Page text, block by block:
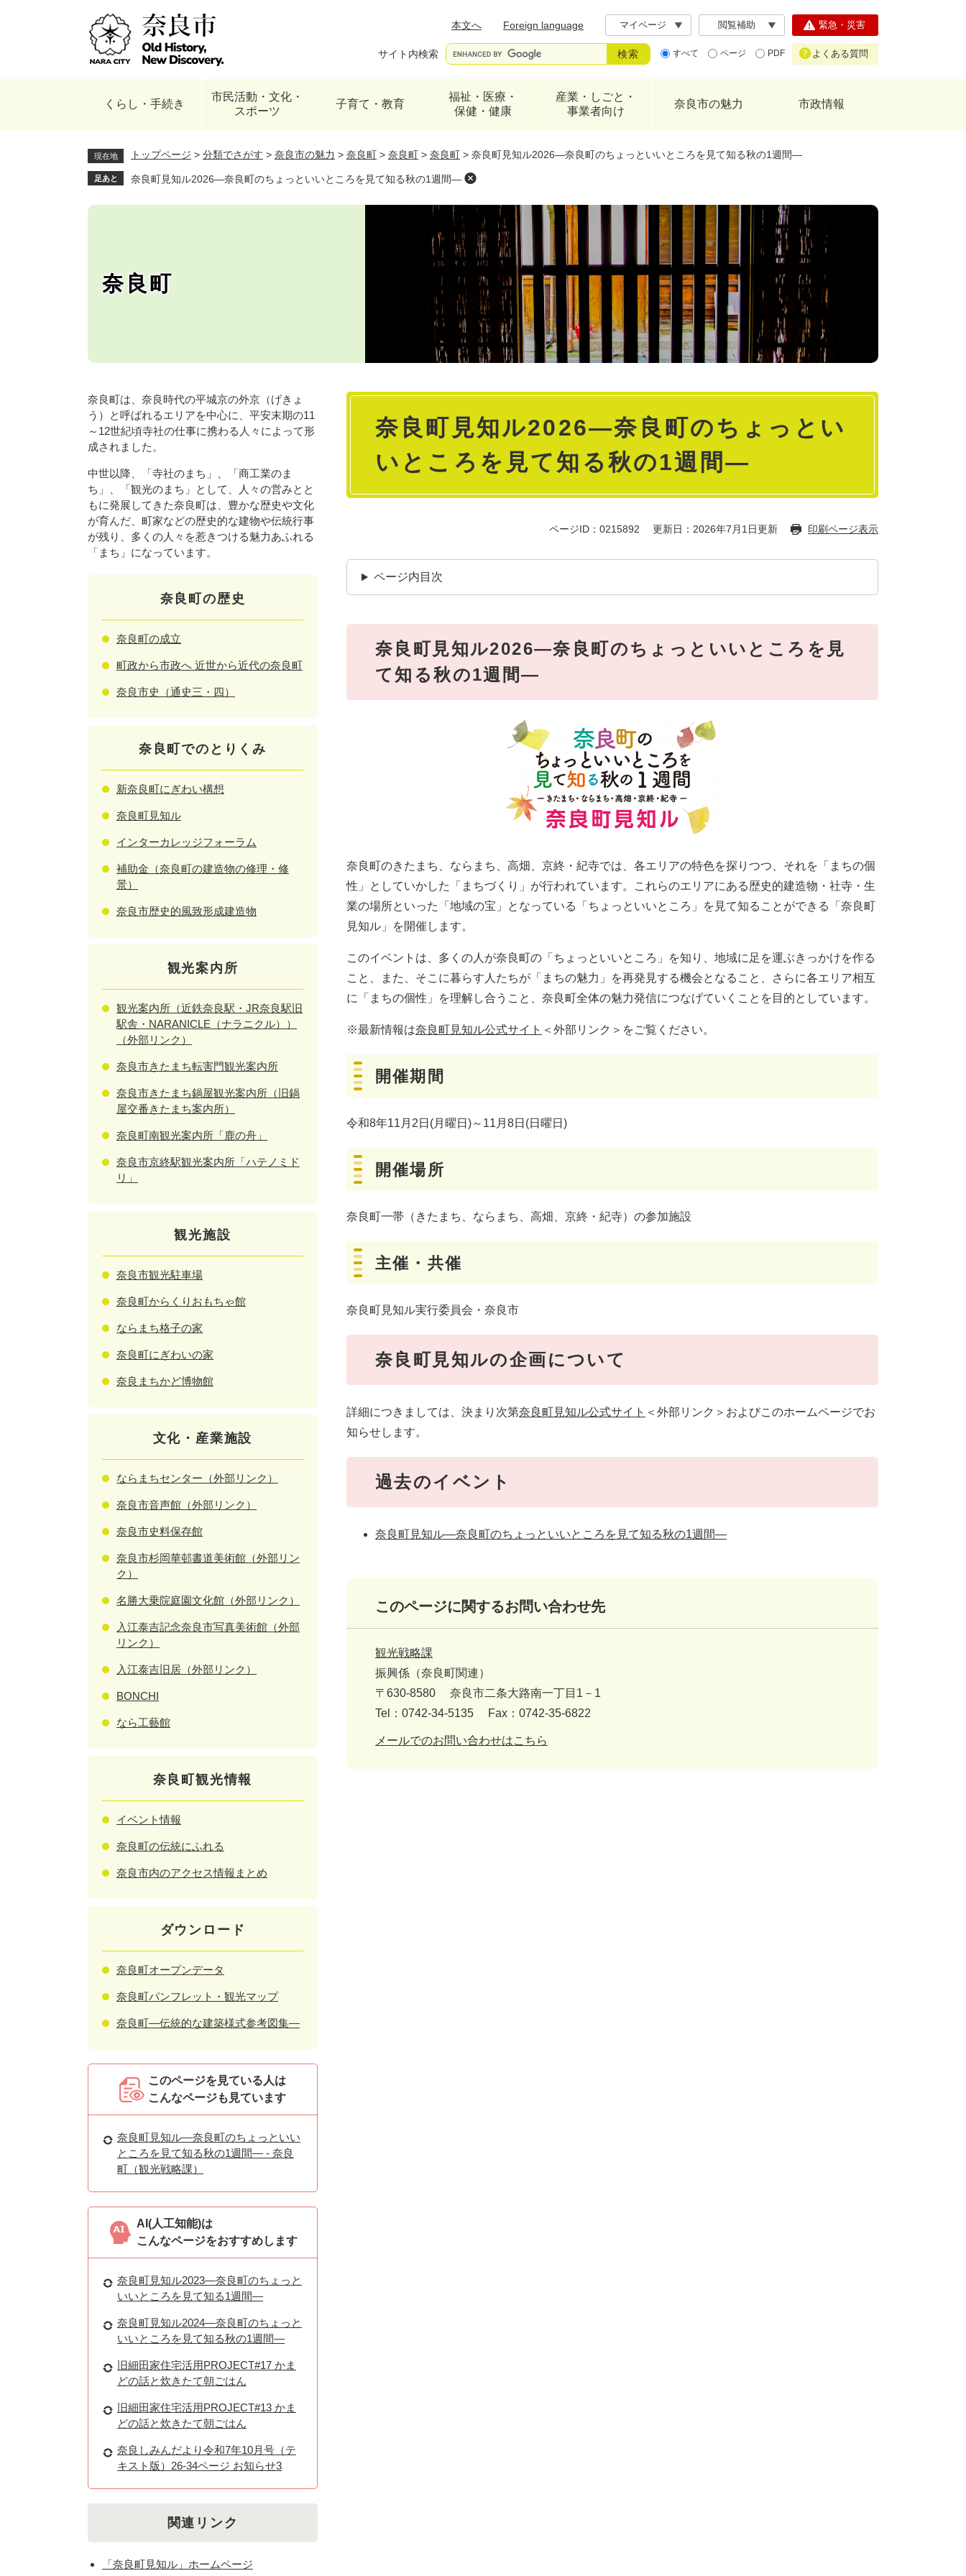
本文へ
Foreign language マイページ 閲覧補助
サイト内検索 すべて ページ PDF
緊急・災害
よくある質問
くらし・手続き
市民活動・文化・
スポーツ
子育て・教育
福祉・医療・
保健・健康
産業・しごと・
事業者向け
奈良市の魅力 市政情報
現在地 トップページ > 分類でさがす > 奈良市の魅力 > 奈良町 > 奈良町 > 奈良町 > 奈良町見知ル2026―奈良町のちょっといいところを見て知る秋の1週間―
足あと 奈良町見知ル2026―奈良町のちょっといいところを見て知る秋の1週間―
奈良町
本
奈良町見知ル2026―奈良町のちょっとい
いところを見て知る秋の1週間―
ページID：0215892 更新日：2026年7月1日更新 印刷ページ表示
ページ内目次
奈良町見知ル2026―奈良町のちょっといいところを見
て知る秋の1週間―
奈良町のきたまち、ならまち、高畑、京終・紀寺では、各エリアの特色を探りつつ、それを「まちの個
性」としていかした「まちづくり」が行われています。これらのエリアにある歴史的建造物・社寺・生
業の場所といった「地域の宝」となっている「ちょっといいところ」を見て知ることができる「奈良町
見知ル」を開催します。
このイベントは、多くの人が奈良町の「ちょっといいところ」を知り、地域に足を運ぶきっかけを作る
こと、また、そこに暮らす人たちが「まちの魅力」を再発見する機会となること、さらに各エリア相互
に「まちの個性」を理解し合うこと、奈良町全体の魅力発信につなげていくことを目的としています。
※最新情報は奈良町見知ル公式サイト ＜外部リンク＞ をご覧ください。
開催期間
令和8年11月2日(月曜日)～11月8日(日曜日)
開催場所
奈良町一帯（きたまち、ならまち、高畑、京終・紀寺）の参加施設
主催・共催
奈良町見知ル実行委員会・奈良市
奈良町見知ルの企画について
詳細につきましては、決まり次第奈良町見知ル公式サイト ＜外部リンク＞ およびこのホームページでお
知らせします。
​過去のイベント
奈良町見知ル―奈良町のちょっといいところを見て知る秋の1週間―
このページに関するお問い合わせ先
観光戦略課
振興係（奈良町関連）
〒630-8580
奈良市二条大路南一丁目1－1
Tel：0742-34-5135
Fax：0742-35-6822
メールでのお問い合わせはこちら
奈良町は、奈良時代の平城京の外京（げきょ
う）と呼ばれるエリアを中心に、平安末期の11
～12世紀頃寺社の仕事に携わる人々によって形
成されました。
中世以降、「寺社のまち」、「商工業のま
ち」、「観光のまち」として、人々の営みとと
もに発展してきた奈良町は、豊かな歴史や文化
が育んだ、町家などの歴史的な建物や伝統行事
が残り、多くの人々を惹きつける魅力あふれる
「まち」になっています。
奈良町の歴史
奈良町の成立
町政から市政へ 近世から近代の奈良町
奈良市史（通史三・四）
奈良町でのとりくみ
新奈良町にぎわい構想
奈良町見知ル
インターカレッジフォーラム
補助金（奈良町の建造物の修理・修
景）
奈良市歴史的風致形成建造物
観光案内所
観光案内所（近鉄奈良駅・JR奈良駅旧
駅舎・NARANICLE（ナラニクル））
（外部リンク）
奈良市きたまち転害門観光案内所
奈良市きたまち鍋屋観光案内所（旧鍋
屋交番きたまち案内所）
奈良町南観光案内所「鹿の舟」
奈良市京終駅観光案内所「ハテノミド
リ」
観光施設
奈良市観光駐車場
奈良町からくりおもちゃ館
ならまち格子の家
奈良町にぎわいの家
奈良まちかど博物館
文化・産業施設
ならまちセンター（外部リンク）
奈良市音声館（外部リンク）
奈良市史料保存館
奈良市杉岡華邨書道美術館（外部リン
ク）
名勝大乗院庭園文化館（外部リンク）
入江泰吉記念奈良市写真美術館（外部
リンク）
入江泰吉旧居（外部リンク）
BONCHI
なら工藝館
奈良町観光情報
イベント情報
奈良町の伝統にふれる
奈良市内のアクセス情報まとめ
ダウンロード
奈良町オープンデータ
奈良町パンフレット・観光マップ
奈良町―伝統的な建築様式参考図集―
このページを見ている人は
こんなページも見ています
奈良町見知ル―奈良町のちょっといい
ところを見て知る秋の1週間― - 奈良
町（観光戦略課）
AI(人工知能)は
こんなページをおすすめします
奈良町見知ル2023―奈良町のちょっと
いいところを見て知る1週間―
奈良町見知ル2024―奈良町のちょっと
いいところを見て知る秋の1週間―
旧細田家住宅活用PROJECT#17 かま
どの話と炊きたて朝ごはん
旧細田家住宅活用PROJECT#13 かま
どの話と炊きたて朝ごはん
奈良しみんだより令和7年10月号（テ
キスト版）26-34ページ お知らせ3
関連リンク
「奈良町見知ル」ホームページ